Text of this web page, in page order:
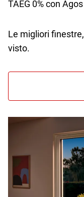
TAEG 0% con
Le migliori
visto.